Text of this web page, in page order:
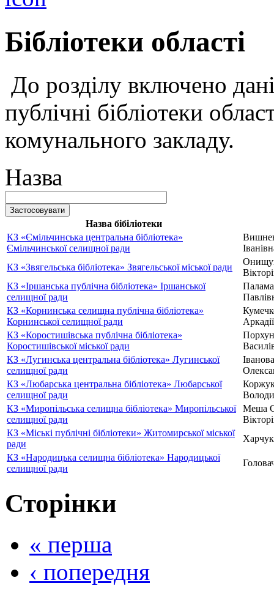
Бібліотеки області
До розділу включено
публічні бібліотеки
комунального закладу.
Назва
Назва бібіліотеки
КЗ «Ємільчинська центральна бібліотека»
Ємільчинської селищної ради
КЗ «Звягельська бібліотека» Звягельської міської ради
КЗ «Іршанська публічна бібліотека» Іршанської
селищної ради
КЗ «Корнинська селищна публічна бібліотека»
Корнинської селищної ради
КЗ «Коростишівська публічна бібліотека»
Коростишівської міської ради
КЗ «Лугинська центральна бібліотека» Лугинської
селищної ради
КЗ «Любарська центральна бібліотека» Любарської
селищної ради
КЗ «Миропільська селищна бібліотека» Миропільської
селищної ради
Меша
КЗ «Міські публічні бібліотеки» Житомирської міської
ради
КЗ «Народицька селищна бібліотека» Народицької
селищної ради
Сторінки
« перша
‹ попередня